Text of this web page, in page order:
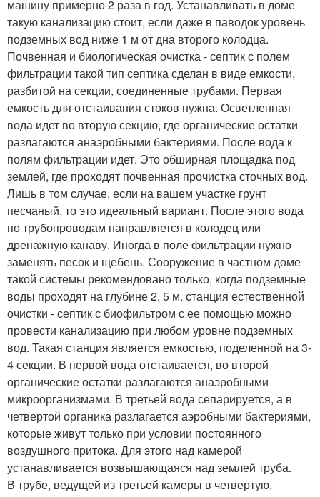
машину примерно 2 раза в год. Устанавливать в доме
такую канализацию стоит, если даже в паводок уровень
подземных вод ниже 1 м от дна второго колодца.
Почвенная и биологическая очистка - септик с полем
фильтрации такой тип септика сделан в виде емкости,
разбитой на секции, соединенные трубами. Первая
емкость для отстаивания стоков нужна. Осветленная
вода идет во вторую секцию, где органические остатки
разлагаются анаэробными бактериями. После вода к
полям фильтрации идет. Это обширная площадка под
землей, где проходят почвенная прочистка сточных вод.
Лишь в том случае, если на вашем участке грунт
песчаный, то это идеальный вариант. После этого вода
по трубопроводам направляется в колодец или
дренажную канаву. Иногда в поле фильтрации нужно
заменять песок и щебень. Сооружение в частном доме
такой системы рекомендовано только, когда подземные
воды проходят на глубине 2, 5 м. станция естественной
очистки - септик с биофильтром с ее помощью можно
провести канализацию при любом уровне подземных
вод. Такая станция является емкостью, поделенной на 3-
4 секции. В первой вода отстаивается, во второй
органические остатки разлагаются анаэробными
микроорганизмами. В третьей вода сепарируется, а в
четвертой органика разлагается аэробными бактериями,
которые живут только при условии постоянного
воздушного притока. Для этого над камерой
устанавливается возвышающаяся над землей труба.
В трубе, ведущей из третьей камеры в четвертую,